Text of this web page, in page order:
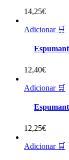
14,25€
Adicionar 🛒
12,40€
Adicionar 🛒
12,25€
Adicionar 🛒